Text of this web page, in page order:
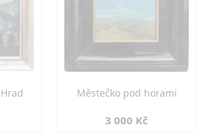
Městečko pod horami
3 000 Kč